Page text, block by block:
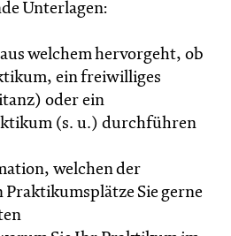
Unterlagen:
welchem hervorgeht, ob
ein freiwilliges
oder ein
(s. u.) durchführen
welchen der
Praktikumsplätze Sie gerne